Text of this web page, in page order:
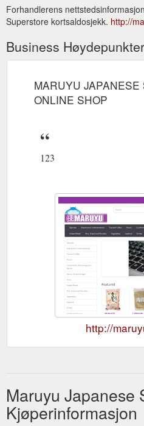
Forhandlerens
Superstore kortsaldosjekk. http://
Business Høydepunkter
MARUYU
ONLINE SHOP
123
http://
Maruyu Japanese
Kjøperinformasjon